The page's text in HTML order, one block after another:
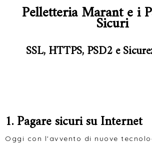
Pelletteria Marant e i
Sicuri
SSL, HTTPS, PSD2 e
1. Pagare sicuri su Internet
Oggi con l'avvento di nuove